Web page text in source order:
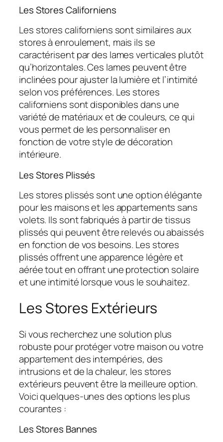
Les Stores Californiens
Les stores californiens sont similaires aux
stores à enroulement, mais ils se
caractérisent par des lames verticales plutôt
qu’horizontales. Ces lames peuvent être
inclinées pour ajuster la lumière et l’intimité
selon vos préférences. Les stores
californiens sont disponibles dans une
variété de matériaux et de couleurs, ce qui
vous permet de les personnaliser en
fonction de votre style de décoration
intérieure.
Les Stores Plissés
Les stores plissés sont une option élégante
pour les maisons et les appartements sans
volets. Ils sont fabriqués à partir de tissus
plissés qui peuvent être relevés ou abaissés
en fonction de vos besoins. Les stores
plissés offrent une apparence légère et
aérée tout en offrant une protection solaire
et une intimité lorsque vous le souhaitez.
Les Stores Extérieurs
Si vous recherchez une solution plus
robuste pour protéger votre maison ou votre
appartement des intempéries, des
intrusions et de la chaleur, les stores
extérieurs peuvent être la meilleure option.
Voici quelques-unes des options les plus
courantes :
Les Stores Bannes